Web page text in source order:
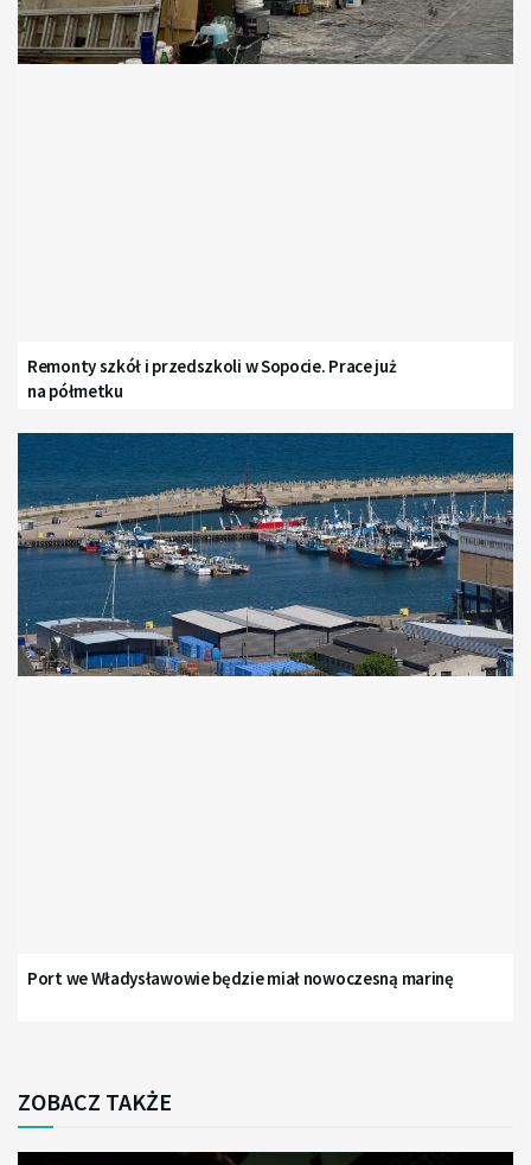
Remonty szkół i przedszkoli w Sopocie. Prace już
na półmetku
Port we Władysławowie będzie miał nowoczesną marinę
ZOBACZ TAKŻE